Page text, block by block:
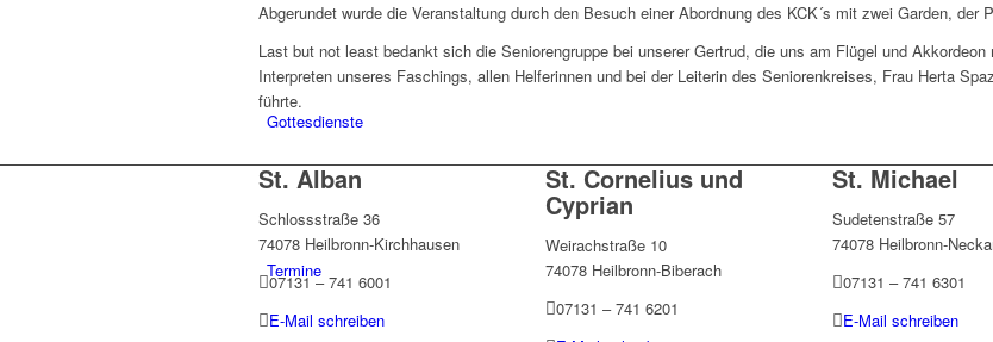
Gottesdienste
Termine
Abgerundet wurde die Veranstaltung durch den Besuch einer Abordnung des KCK´s mit zwei Garden, der
Last but not least bedankt sich die Seniorengruppe bei unserer Gertrud, die uns am Flügel und
Interpreten unseres Faschings, allen Helferinnen und bei der Leiterin des Seniorenkreises, Frau Herta
führte.
St. Alban
Schlossstraße 36
74078 Heilbronn-Kirchhausen
07131 – 741 6001
E-Mail schreiben
St. Cornelius und
Cyprian
Weirachstraße 10
74078 Heilbronn-Biberach
07131 – 741 6201
St. Michael
Sudetenstraße 57
74078 Heilbronn-
07131 – 741 6301
E-Mail schreiben